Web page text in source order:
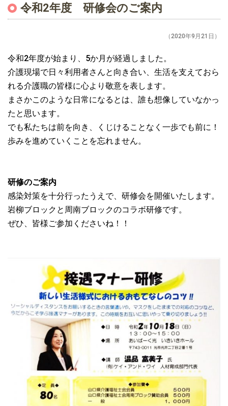
令和2年度 研修会のご案内
（2020年9月21日）
令和2年度が始まり、5か月が経過しました。
介護現場で日々利用者さんと向き合い、生活を支えておら
れる介護職の皆様に心より敬意を表します。
まさかこのような日常になるとは、誰も想像していなかっ
たと思います。
でも私たちは前を向き、くじけることなく一歩でも前に！
歩みを進めていくことを忘れません。
研修のご案内
感染対策を十分行ったうえで、研修会を開催いたします。
岩柳ブロックと周南ブロックのコラボ研修です。
ぜひ、皆様ご参加くださいね！！